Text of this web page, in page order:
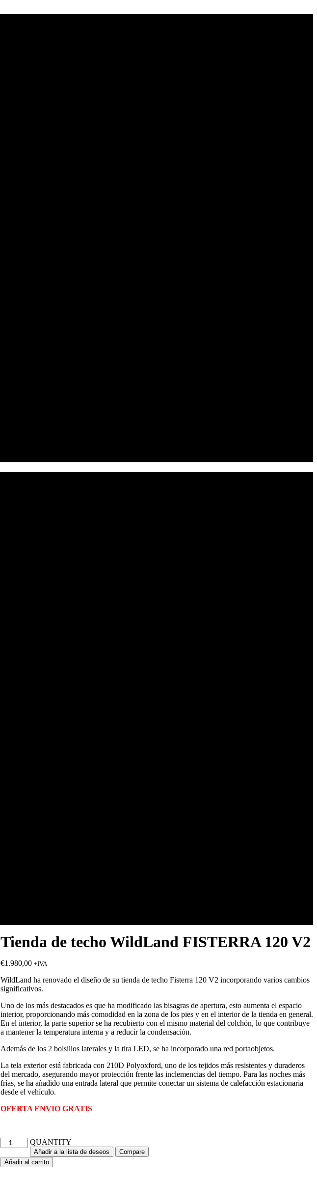
Tienda de techo WildLand FISTERRA 120 V2
€1.980,00 +IVA
WildLand ha renovado el diseño de su tienda de techo Fisterra 120 V2 incorporando varios cambios
significativos.
Uno de los más destacados es que ha modificado las bisagras de apertura, esto aumenta el espacio
interior, proporcionando más comodidad en la zona de los pies y en el interior de la tienda en general.
En el interior, la parte superior se ha recubierto con el mismo material del colchón, lo que contribuye
a mantener la temperatura interna y a reducir la condensación.
Además de los 2 bolsillos laterales y la tira LED, se ha incorporado una red portaobjetos.
La tela exterior está fabricada con 210D Polyoxford, uno de los tejidos más resistentes y duraderos
del mercado, asegurando mayor protección frente las inclemencias del tiempo. Para las noches más
frías, se ha añadido una entrada lateral que permite conectar un sistema de calefacción estacionaria
desde el vehículo.
OFERTA ENVIO GRATIS
QUANTITY
Tienda
de
techo
WildLand
Añadir a la lista de deseos
Compare
Añadir al carrito